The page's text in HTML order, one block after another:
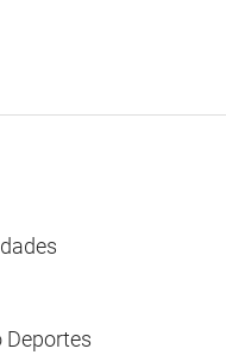
Deportes